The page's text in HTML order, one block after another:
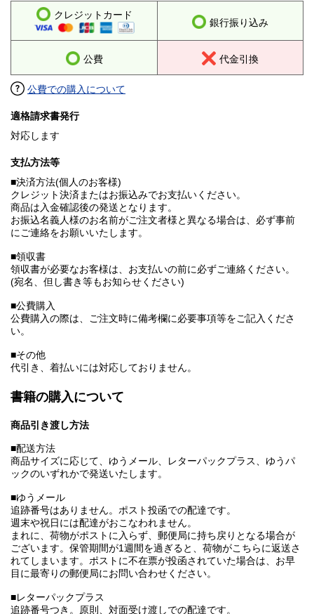
クレジットカード
銀行振り込み
公費 代金引換
公費での購入について
適格請求書発行
対応します
支払方法等
■決済方法(個人のお客様)
クレジット決済またはお振込みでお支払いください。
商品は入金確認後の発送となります。
お振込名義人様のお名前がご注文者様と異なる場合は、必ず事前
にご連絡をお願いいたします。
■領収書
領収書が必要なお客様は、お支払いの前に必ずご連絡ください。
(宛名、但し書き等もお知らせください)
■公費購入
公費購入の際は、ご注文時に備考欄に必要事項等をご記入くださ
い。
■その他
代引き、着払いには対応しておりません。
書籍の購入について
商品引き渡し方法
■配送方法
商品サイズに応じて、ゆうメール、レターパックプラス、ゆうパ
ックのいずれかで発送いたします。
■ゆうメール
追跡番号はありません。ポスト投函での配達です。
週末や祝日には配達がおこなわれません。
まれに、荷物がポストに入らず、郵便局に持ち戻りとなる場合が
ございます。保管期間が1週間を過ぎると、荷物がこちらに返送さ
れてしまいます。ポストに不在票が投函されていた場合は、お早
目に最寄りの郵便局にお問い合わせください。
■レターパックプラス
追跡番号つき。原則、対面受け渡しでの配達です。